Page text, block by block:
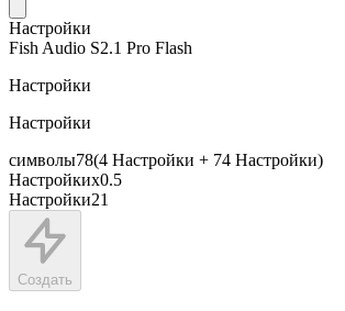
Настройки
Fish Audio S2.1 Pro Flash
Настройки
Настройки
символы78(4 Настройки + 74 Настройки)
Настройкиx0.5
Настройки21
Создать